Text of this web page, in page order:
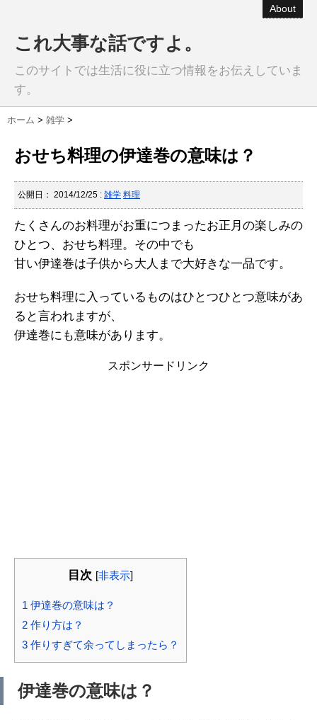
About
これ大事な話ですよ。
このサイトでは生活に役に立つ情報をお伝えしていま
す。
ホーム > 雑学 >
おせち料理の伊達巻の意味は？
公開日： 2014/12/25 : 雑学 料理
たくさんのお料理がお重につまったお正月の楽しみの
ひとつ、おせち料理。その中でも
甘い伊達巻は子供から大人まで大好きな一品です。
おせち料理に入っているものはひとつひとつ意味があ
ると言われますが、
伊達巻にも意味があります。
スポンサードリンク
目次 [非表示]
1 伊達巻の意味は？
2 作り方は？
3 作りすぎて余ってしまったら？
伊達巻の意味は？